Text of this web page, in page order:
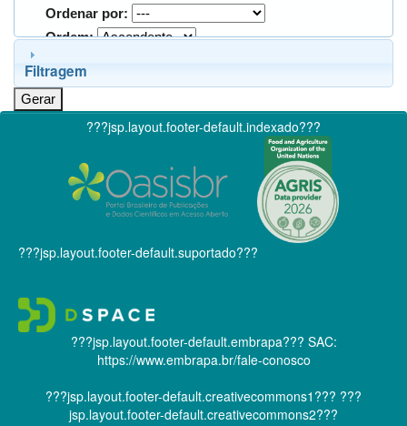
Ordenar por:
Ordem:
Filtragem
???jsp.layout.footer-default.indexado???
???jsp.layout.footer-default.suportado???
???jsp.layout.footer-default.embrapa??? SAC:
https://www.embrapa.br/fale-conosco
???jsp.layout.footer-default.creativecommons1??? ???
jsp.layout.footer-default.creativecommons2???